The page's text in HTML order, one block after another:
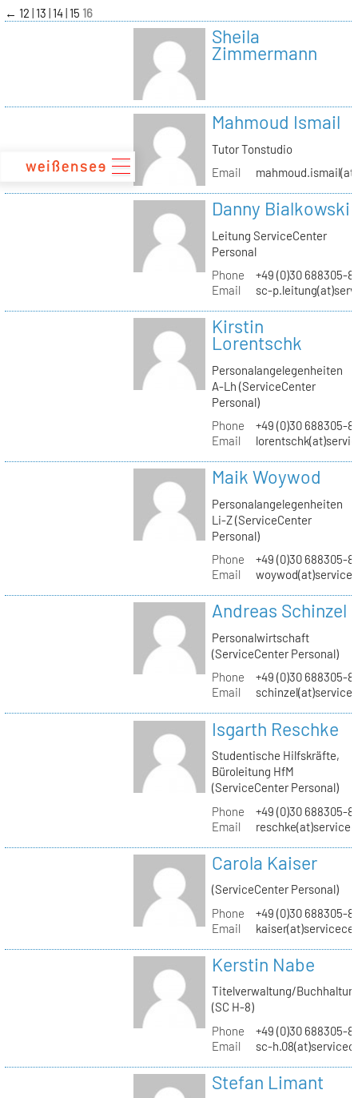
zum
Inhalt
← 12 13 14 15 16
Sheila
Zimmermann
Mahmoud Ismail
Tutor Tonstudio
Email
Danny Bialkowski
Leitung ServiceCenter
Personal
Phone
+49 (0)30 688305-
Email
sc-
Kirstin
Lorentschk
Personalangelegenheiten
A-Lh (ServiceCenter
Personal)
Phone
+49 (0)30 688305-
Email
Maik Woywod
Personalangelegenheiten
Li-Z (ServiceCenter
Personal)
Phone
+49 (0)30 688305-
Email
Andreas Schinzel
Personalwirtschaft
(ServiceCenter Personal)
Phone
+49 (0)30 688305-
Email
Isgarth Reschke
Studentische Hilfskräfte,
Büroleitung HfM
(ServiceCenter Personal)
Phone
+49 (0)30 688305-
Email
Carola Kaiser
(ServiceCenter Personal)
Phone
+49 (0)30 688305-
Email
Kerstin Nabe
Titelverwaltung/
(SC H-8)
Phone
+49 (0)30 688305-
Email
sc-
Stefan Limant